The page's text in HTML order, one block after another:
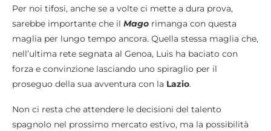
Per noi tifosi, anche se a volte ci mette a dura prova,
sarebbe importante che il Mago rimanga con questa
maglia per lungo tempo ancora. Quella stessa maglia che,
nell’ultima rete segnata al Genoa, Luis ha baciato con
forza e convinzione lasciando uno spiraglio per il
proseguo della sua avventura con la Lazio.
Non ci resta che attendere le decisioni del talento
spagnolo nel prossimo mercato estivo, ma la possibilità